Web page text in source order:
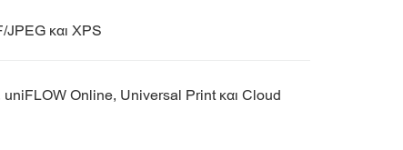
JPEG και XPS
Online, Universal Print και Cloud